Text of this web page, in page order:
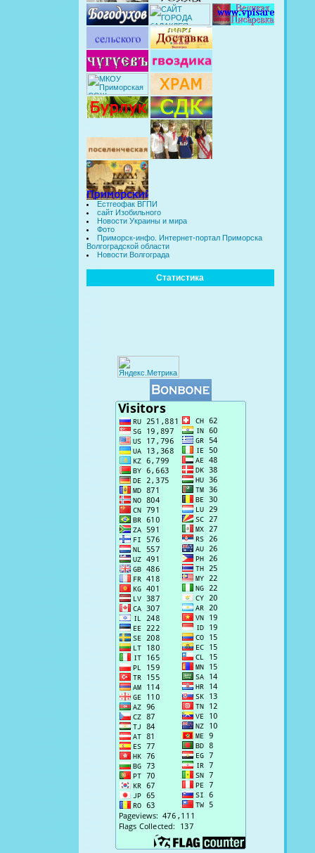
Естгеофак ВГПИ
сайт Изобильного
Новости Украины и мира
Фото
Приморск-инфо. Интернет-портал Приморска
Волгоградской области
Новости Волгограда
Статистика